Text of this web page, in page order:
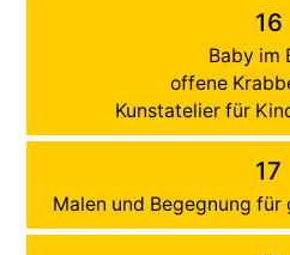
16
Baby im
offene
Kunstatelier für
17
Malen und Begegnung